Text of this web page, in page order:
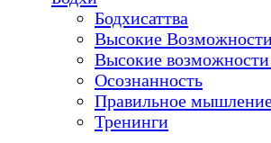
Бодхисаттва
Высокие
Высокие возможности
Осознанность
Правильное
Тренинги